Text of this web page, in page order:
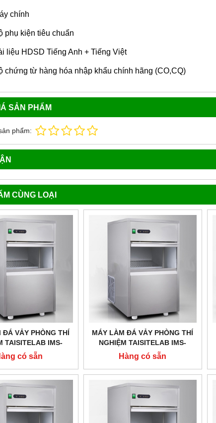
chính
phụ kiện tiêu chuẩn
liệu HDSD Tiếng Anh + Tiếng Việt
chứng từ hàng hóa nhập khẩu chính hãng (CO,CQ)
SẢN PHẨM
phẩm:
CÙNG LOẠI
ĐÁ VẢY PHÒNG THÍ
TAISITELAB IMS-
SUẤT 300 KG/24H
có sẵn
MÁY LÀM ĐÁ VẢY PHÒNG THÍ
NGHIỆM TAISITELAB IMS-
250,CÔNG SUẤT 250 KG/24H
Hàng có sẵn